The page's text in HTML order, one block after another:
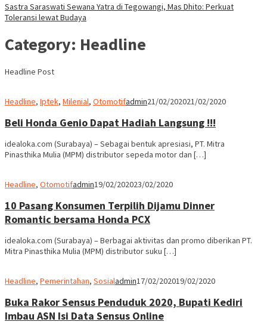
Sastra Saraswati Sewana Yatra di Tegowangi, Mas Dhito: Perkuat
Toleransi lewat Budaya
Category: Headline
Headline Post
Headline, Iptek, Milenial, Otomotifadmin21/02/202021/02/2020
Beli Honda Genio Dapat Hadiah Langsung !!!
idealoka.com (Surabaya) – Sebagai bentuk apresiasi, PT. Mitra
Pinasthika Mulia (MPM) distributor sepeda motor dan […]
Headline, Otomotifadmin19/02/202023/02/2020
10 Pasang Konsumen Terpilih Dijamu Dinner
Romantic bersama Honda PCX
idealoka.com (Surabaya) – Berbagai aktivitas dan promo diberikan PT.
Mitra Pinasthika Mulia (MPM) distributor suku […]
Headline, Pemerintahan, Sosialadmin17/02/202019/02/2020
Buka Rakor Sensus Penduduk 2020, Bupati Kediri
Imbau ASN Isi Data Sensus Online